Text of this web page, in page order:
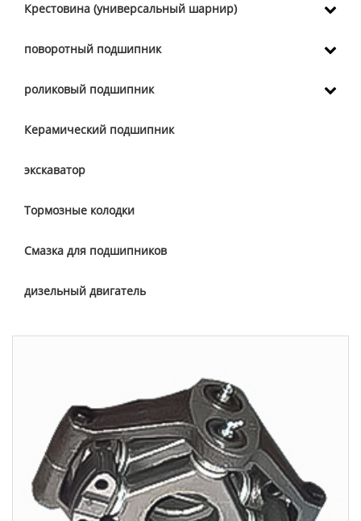
Крестовина (универсальный шарнир)
поворотный подшипник
роликовый подшипник
Керамический подшипник
экскаватор
Тормозные колодки
Смазка для подшипников
дизельный двигатель